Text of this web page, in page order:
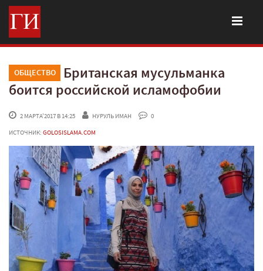
ОБЩЕСТВО
Британская мусульманка
боится российской исламофобии
2 МАРТА'2017 В 14:25 НУРУЛЬ ИМАН
0
ИСТОЧНИК: GOLOSISLAMA.COM